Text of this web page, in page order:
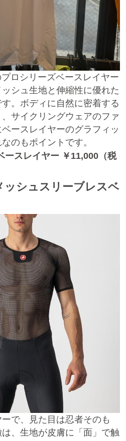
ロシリーズベースレイヤー
シュ生地と伸縮性に優れた
。ボディに自然に密着する
サイクリングウェアのファ
ースレイヤーのグラフィッ
のもポイントです。
ースレイヤー ￥11,000（税
ッシュスリーブレスベ
で、見た目は忍者そのも
、生地が皮膚に「面」で触